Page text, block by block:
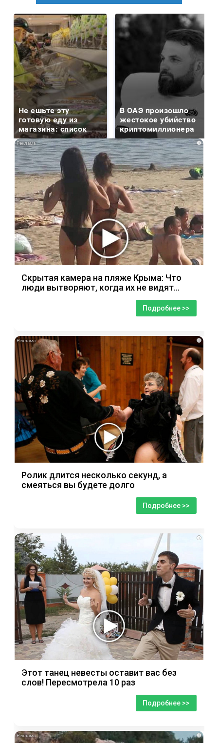
Не ешьте эту
готовую еду из
магазина: список
В ОАЭ произошло
жестокое убийство
криптомиллионера
i
Скрытая камера на пляже Крыма: Что
люди вытворяют, когда их не видят...
Подробнее >>
i
Ролик длится несколько секунд, а
смеяться вы будете долго
Подробнее >>
i
Этот танец невесты оставит вас без
слов! Пересмотрела 10 раз
Подробнее >>
i